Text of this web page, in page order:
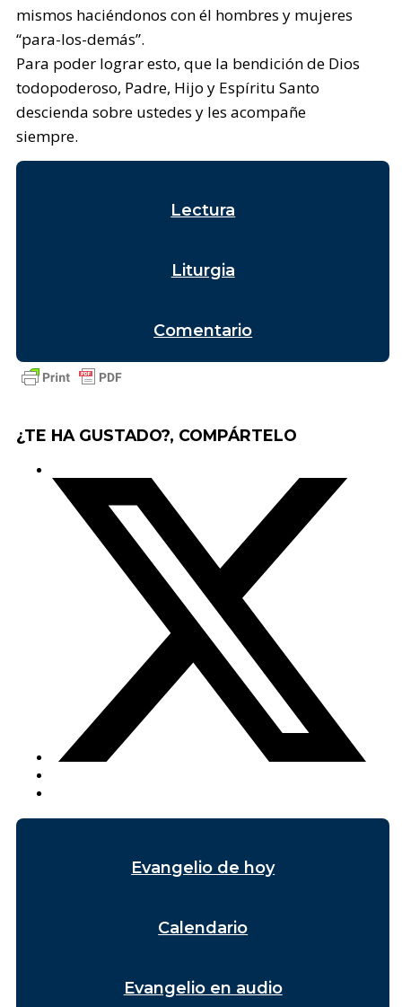
mismos haciéndonos con él hombres y mujeres
“para-los-demás”.
Para poder lograr esto, que la bendición de Dios
todopoderoso, Padre, Hijo y Espíritu Santo
descienda sobre ustedes y les acompañe
siempre.
Lectura
Liturgia
Comentario
¿TE HA GUSTADO?, COMPÁRTELO
Evangelio de hoy
Calendario
Evangelio en audio